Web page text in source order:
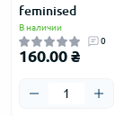
feminised
В наличии
0
160.00 ₴